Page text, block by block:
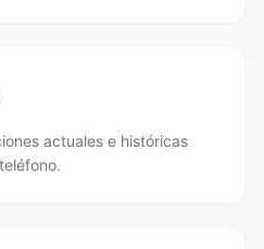
actuales e históricas